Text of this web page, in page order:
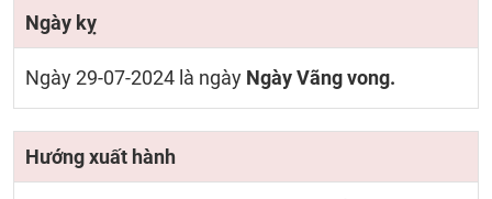
Ngày kỵ
Ngày 29-07-2024 là ngày Ngày Vãng vong.
Hướng xuất hành